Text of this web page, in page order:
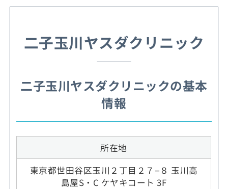
二子玉川ヤスダクリニック
二子玉川ヤスダクリニックの基本
情報
所在地
東京都世田谷区玉川２丁目２７−８ 玉川高
島屋S・C ケヤキコート 3F